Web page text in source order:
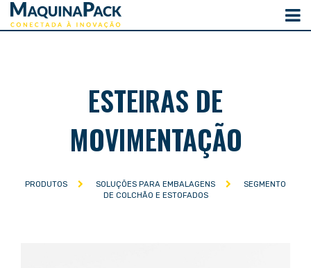
ESTEIRAS DE
MOVIMENTAÇÃO
PRODUTOS SOLUÇÕES PARA EMBALAGENS
SEGMENTO
DE COLCHÃO E ESTOFADOS